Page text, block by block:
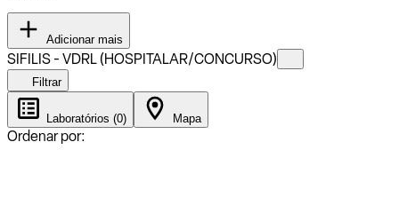
Adicionar mais
SIFILIS - VDRL (HOSPITALAR/CONCURSO)
Filtrar
Laboratórios (0) Mapa
Ordenar por: